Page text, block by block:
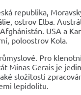
republika,
ostrov Elba.
USA a
poloostrov Kola.
Pro
Minas Gerais je
složitosti
lepidolitu.